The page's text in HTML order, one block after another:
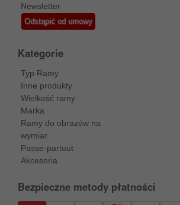
Newsletter
Odstąpić od umowy
Kategorie
Typ Ramy
Inne produkty
Wielkość ramy
Marka
Ramy do obrazów na
wymiar
Passe-partout
Akcesoria
Bezpieczne metody płatności